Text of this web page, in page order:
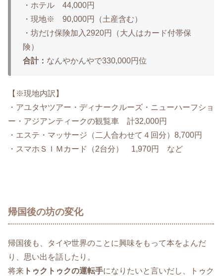
・ホテル 44,000円
・現地※ 90,000円（土産含む）
・坊だけ保険加入2920円（大人はカード付帯保
険）
合計： なんやかんやで330,000円位
【※現地内訳】
・アユタヤツアー・ディナークルーズ・ニューハーフショ
ー・アジアンティークの観覧車 計32,000円
・エステ・マッサージ（二人合わせて４回分）8,700円
・スマホＳＩＭカード（2台分） 1,970円 など
帰国後の坊の変化
帰国後も、タイや世界のことに興味をもって本をよんだ
り、思い出を話したり。
将来 トゥクトゥクの運転手になりたいと言いだし、トゥク